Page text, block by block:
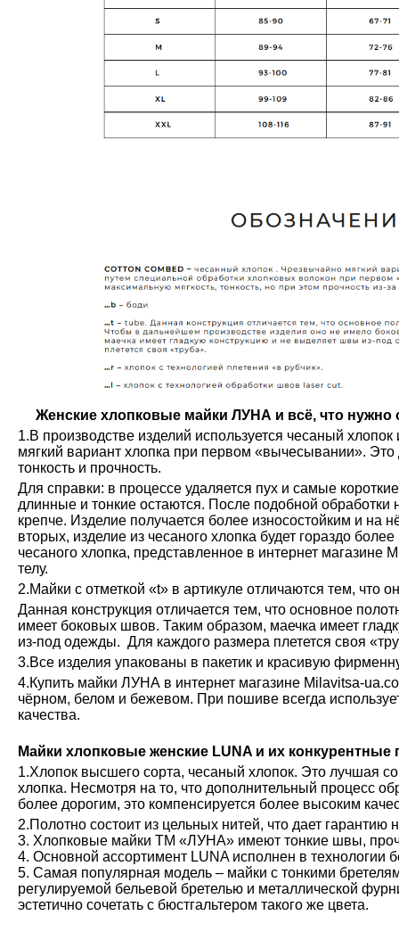
Женские хлопковые майки ЛУНА и всё, что нужно
1.В производстве изделий используется чесаный
мягкий вариант хлопка при первом «вычесывании». Это
тонкость и прочность.
Для справки: в процессе удаляется пух и самые
длинные и тонкие остаются. После подобной обработки
крепче. Изделие получается более износостойким и на
вторых, изделие из чесаного хлопка будет гораздо
чесаного хлопка, представленное в интернет магазине
телу.
2.Майки с отметкой «t» в артикуле отличаются тем, что
Данная конструкция отличается тем, что основное
имеет боковых швов. Таким образом, маечка имеет
из-под одежды. Для каждого размера плетется своя
3.Все изделия упакованы в пакетик и красивую
4.Купить майки ЛУНА в интернет магазине Milavitsa-
чёрном, белом и бежевом. При пошиве всегда
качества.
Майки хлопковые женские LUNA и их конкурентные
1.Хлопок высшего сорта, чесаный хлопок. Это лучшая
хлопка. Несмотря на то, что дополнительный процесс
более дорогим, это компенсируется более высоким
2.Полотно состоит из цельных нитей, что дает гарантию
3. Хлопковые майки ТМ «ЛУНА» имеют тонкие швы,
4. Основной ассортимент LUNA исполнен в технологии
5. Самая популярная модель – майки с тонкими
регулируемой бельевой бретелью и металлической
эстетично сочетать с бюстгальтером такого же цвета.